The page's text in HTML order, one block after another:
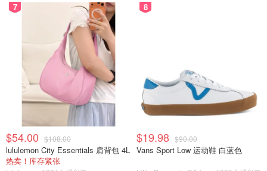
美味可口的🌟 香辣土豆炖鸡肉🌟就完成✅啦
最后再来一碗米饭，什么想法都没有了😋
7
$54.00 $108.00
lululemon City Essentials 肩背包 4L
热卖！库存紧张
8
$19.98 $90.00
Vans Sport Low 运动鞋 白蓝色